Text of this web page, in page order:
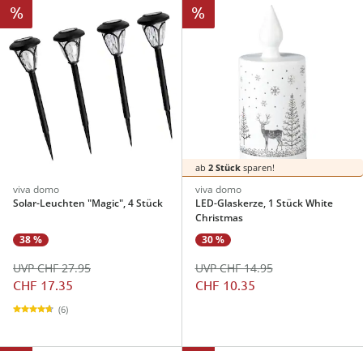
%
viva domo
Solar-Leuchten "Magic", 4 Stück
38 %
CHF 17.35
UVP CHF 27.95
(6)
%
ab 2 Stücksparen!
viva domo
LED-Glaskerze, 1 Stück White
Christmas
30 %
CHF 10.35
UVP CHF 14.95